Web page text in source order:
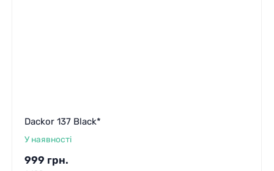
Dackor 137 Black*
У наявності
999 грн.